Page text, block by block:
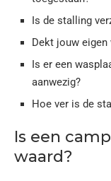
Is de stalling
Dekt jouw eigen
Is er een
aanwezig?
Hoe ver is de
Is een
waard?